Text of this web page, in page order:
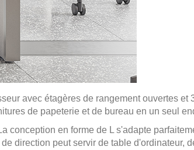
avec étagères de rangement ouvertes
de papeterie et de bureau en un seul
conception en forme de L s'adapte
direction peut servir de table d'ordinateur,